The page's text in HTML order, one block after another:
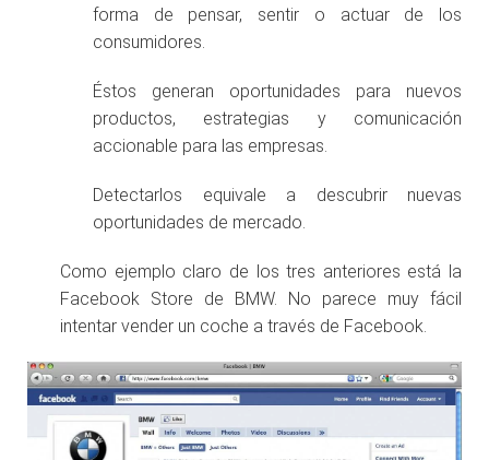
forma de pensar, sentir o actuar de los
consumidores.
Éstos generan oportunidades para nuevos
productos, estrategias y comunicación
accionable para las empresas.
Detectarlos equivale a descubrir nuevas
oportunidades de mercado.
Como ejemplo claro de los tres anteriores está la
Facebook Store de BMW. No parece muy fácil
intentar vender un coche a través de Facebook.